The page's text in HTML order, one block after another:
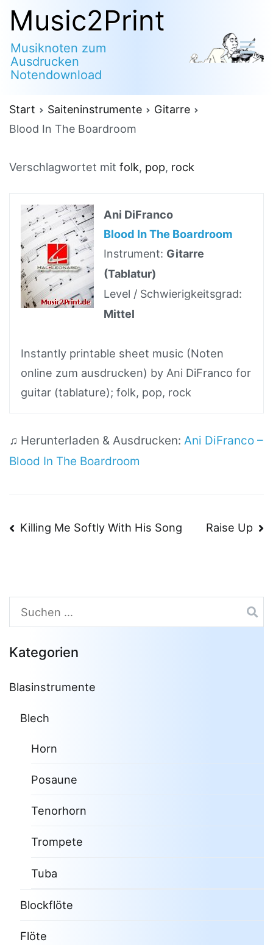
Zum
Inhalt
springen
Music2Print
Musiknoten zum
Ausdrucken
Notendownload
Start Saiteninstrumente
Gitarre
Blood In The Boardroom
Verschlagwortet mit folk, pop, rock
Ani DiFranco
Blood In The Boardroom
Instrument: Gitarre
(Tablatur)
Level / Schwierigkeitsgrad:
Mittel
Instantly printable sheet music (Noten
online zum ausdrucken) by Ani DiFranco for
guitar (tablature); folk, pop, rock
♫ Herunterladen & Ausdrucken: Ani DiFranco –
Blood In The Boardroom
Beitragsnavigation
Killing Me Softly With His Song Raise Up
Suchen
nach:
Kategorien
Blasinstrumente
Blech
Horn
Posaune
Tenorhorn
Trompete
Tuba
Blockflöte
Flöte